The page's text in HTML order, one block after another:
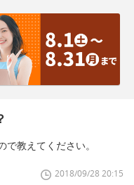
教えてください。
2018/09/28 20:15